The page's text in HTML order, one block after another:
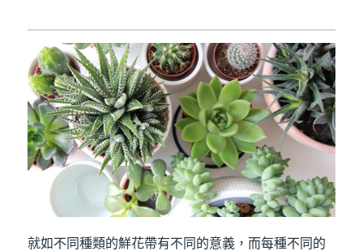
就如不同種類的鮮花帶有不同的意義，而每種不同的